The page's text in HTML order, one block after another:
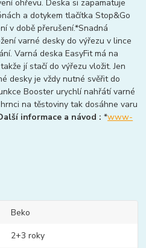
ohřevu. Deska si zapamatuje
a dotykem tlačítka Stop&Go
v době přerušení.*Snadná
varné desky do výřezu v lince
Varná deska EasyFit má na
jí stačí do výřezu vložit. Jen
desky je vždy nutné svěřit do
Booster urychlí nahřátí varné
na těstoviny tak dosáhne varu
informace a návod : *www-
Beko
2+3 roky